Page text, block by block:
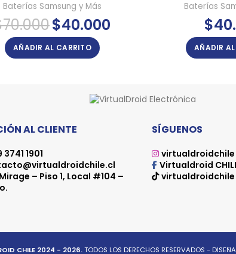
Baterías Samsung y Más
70.000 El
precio
original
era:
$40.000
AÑADIR AL CARRITO
Baterías
$
AÑADIR
AL CLIENTE
3741 1901
– Piso 1, Local #104 –
SÍGUENOS
virtualdroidchile
Virtualdroid
virtualdroidchile
CHILE 2024 - 2026.TODOS LOS DERECHOS RESERVADOS -